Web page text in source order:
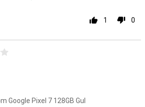
1 0
Google Pixel 7 128GB Gul